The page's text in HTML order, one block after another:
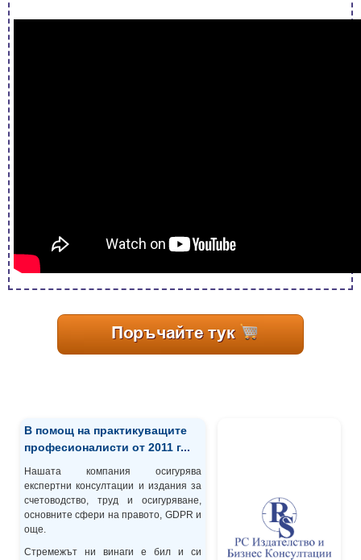
В помощ на практикуващите
професионалисти от 2011 г...
Нашата компания осигурява
експертни консултации и издания за
счетоводство, труд и осигуряване,
основните сфери на правото, GDPR и
още.
Стремежът ни винаги е бил и си